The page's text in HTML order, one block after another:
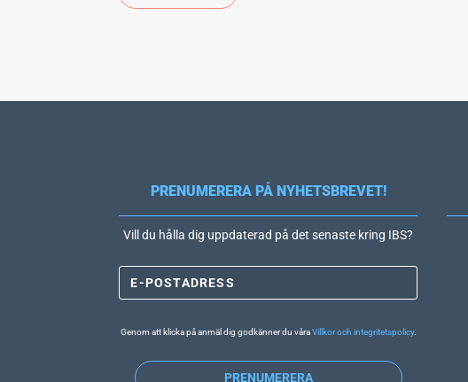
PRENUMERERA PÅ NYHETSBREVET!
Vill du hålla dig uppdaterad på det senaste kring IBS?
Genom att klicka på anmäl dig godkänner du våraVillkor och integritetspolicy.